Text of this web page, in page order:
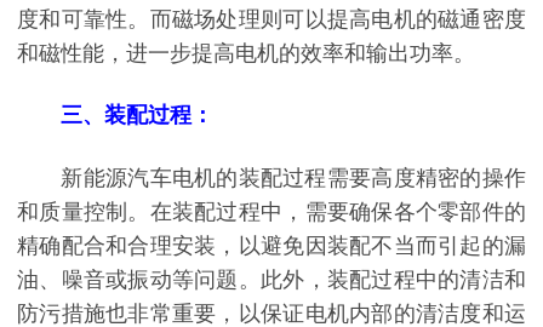
度和可靠性。而磁场处理则可以提高电机的磁通密度
和磁性能，进一步提高电机的效率和输出功率。
三、装配过程：
新能源汽车电机的装配过程需要高度精密的操作
和质量控制。在装配过程中，需要确保各个零部件的
精确配合和合理安装，以避免因装配不当而引起的漏
油、噪音或振动等问题。此外，装配过程中的清洁和
防污措施也非常重要，以保证电机内部的清洁度和运